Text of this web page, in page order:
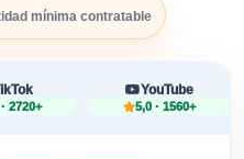
mínima contratable
2720+
YouTube
5,0 · 1560+